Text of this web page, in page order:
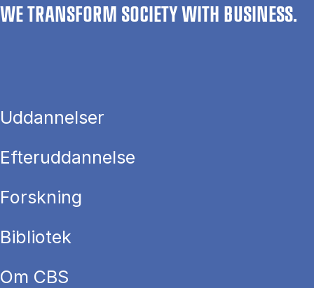
WE TRANSFORM SOCIETY WITH BUSINESS.
Uddannelser
Efteruddannelse
Forskning
Bibliotek
Om CBS